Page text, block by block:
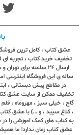
عشق کتاب ، کامل ترین
تخفیف خرید کتاب ، تجربه ای
ارسال ٢٤ ساعته برای
ساله ی این فروشگاه
در مقاطع پیش دبستانی ،
تخفیف ممکن از سایت عشق
گاج ، خیلی سبز ، مهروماه ، قلم
، کلاغ سپید ، و ...) با عشق
به کتاب های کمک آموزشی را
عشق کتاب زمان ندارد! ما